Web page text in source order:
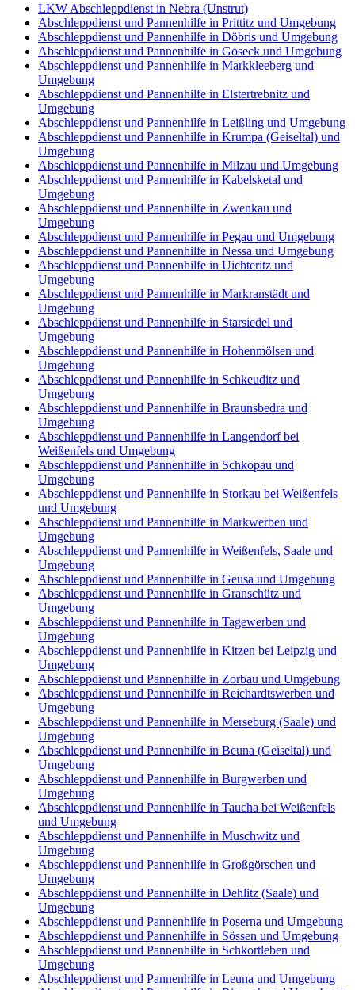
LKW Abschleppdienst in Nebra (Unstrut)
Abschleppdienst und Pannenhilfe in Prittitz und Umgebung
Abschleppdienst und Pannenhilfe in Döbris und Umgebung
Abschleppdienst und Pannenhilfe in Goseck und Umgebung
Abschleppdienst und Pannenhilfe in Markkleeberg und
Umgebung
Abschleppdienst und Pannenhilfe in Elstertrebnitz und
Umgebung
Abschleppdienst und Pannenhilfe in Leißling und Umgebung
Abschleppdienst und Pannenhilfe in Krumpa (Geiseltal) und
Umgebung
Abschleppdienst und Pannenhilfe in Milzau und Umgebung
Abschleppdienst und Pannenhilfe in Kabelsketal und
Umgebung
Abschleppdienst und Pannenhilfe in Zwenkau und
Umgebung
Abschleppdienst und Pannenhilfe in Pegau und Umgebung
Abschleppdienst und Pannenhilfe in Nessa und Umgebung
Abschleppdienst und Pannenhilfe in Uichteritz und
Umgebung
Abschleppdienst und Pannenhilfe in Markranstädt und
Umgebung
Abschleppdienst und Pannenhilfe in Starsiedel und
Umgebung
Abschleppdienst und Pannenhilfe in Hohenmölsen und
Umgebung
Abschleppdienst und Pannenhilfe in Schkeuditz und
Umgebung
Abschleppdienst und Pannenhilfe in Braunsbedra und
Umgebung
Abschleppdienst und Pannenhilfe in Langendorf bei
Weißenfels und Umgebung
Abschleppdienst und Pannenhilfe in Schkopau und
Umgebung
Abschleppdienst und Pannenhilfe in Storkau bei Weißenfels
und Umgebung
Abschleppdienst und Pannenhilfe in Markwerben und
Umgebung
Abschleppdienst und Pannenhilfe in Weißenfels, Saale und
Umgebung
Abschleppdienst und Pannenhilfe in Geusa und Umgebung
Abschleppdienst und Pannenhilfe in Granschütz und
Umgebung
Abschleppdienst und Pannenhilfe in Tagewerben und
Umgebung
Abschleppdienst und Pannenhilfe in Kitzen bei Leipzig und
Umgebung
Abschleppdienst und Pannenhilfe in Zorbau und Umgebung
Abschleppdienst und Pannenhilfe in Reichardtswerben und
Umgebung
Abschleppdienst und Pannenhilfe in Merseburg (Saale) und
Umgebung
Abschleppdienst und Pannenhilfe in Beuna (Geiseltal) und
Umgebung
Abschleppdienst und Pannenhilfe in Burgwerben und
Umgebung
Abschleppdienst und Pannenhilfe in Taucha bei Weißenfels
und Umgebung
Abschleppdienst und Pannenhilfe in Muschwitz und
Umgebung
Abschleppdienst und Pannenhilfe in Großgörschen und
Umgebung
Abschleppdienst und Pannenhilfe in Dehlitz (Saale) und
Umgebung
Abschleppdienst und Pannenhilfe in Poserna und Umgebung
Abschleppdienst und Pannenhilfe in Sössen und Umgebung
Abschleppdienst und Pannenhilfe in Schkortleben und
Umgebung
Abschleppdienst und Pannenhilfe in Leuna und Umgebung